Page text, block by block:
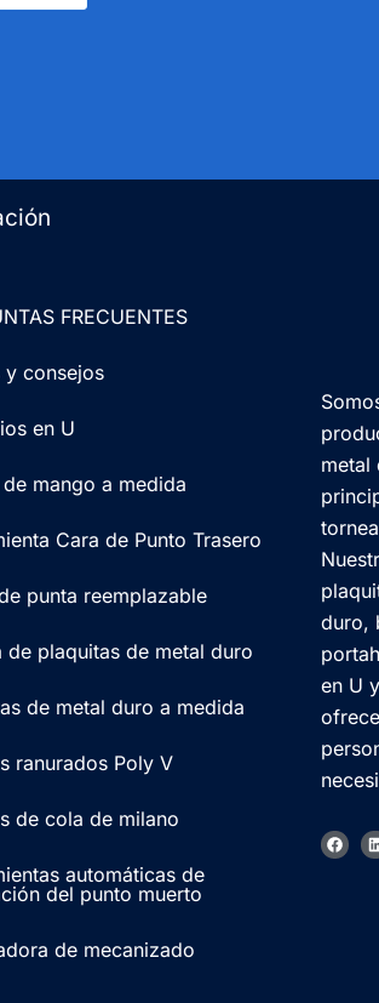
metal
duro,
en U
F
a
i
FRECUENTES
y consejos
en U
de mango a medida
Cara de Punto Trasero
punta reemplazable
de plaquitas de metal duro
de metal duro a medida
ranurados Poly V
de cola de milano
automáticas de
del punto muerto
de mecanizado